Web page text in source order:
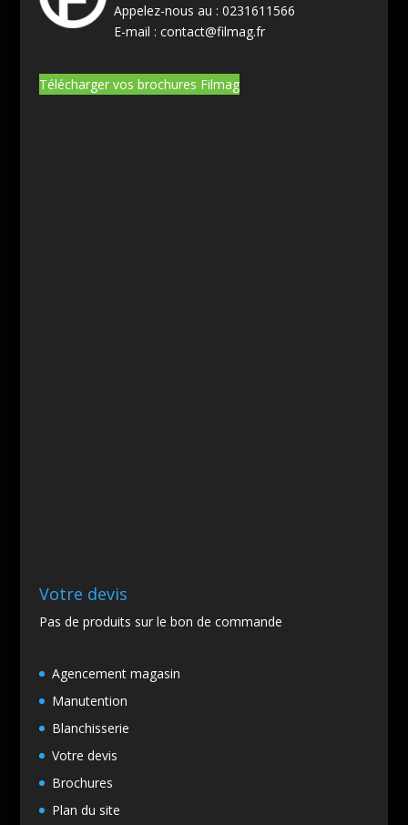
Appelez-nous au : 0231611566
E-mail : contact@filmag.fr
Télécharger vos brochures Filmag
Votre devis
Pas de produits sur le bon de commande
Agencement magasin
Manutention
Blanchisserie
Votre devis
Brochures
Plan du site